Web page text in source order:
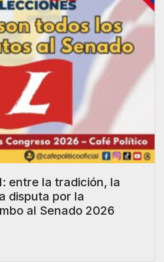
entre la tradición, la
disputa por la
al Senado 2026